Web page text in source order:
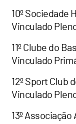
10º Sociedade
Vinculado
11º Clube do
Vinculado
12º Sport Club
Vinculado
13º